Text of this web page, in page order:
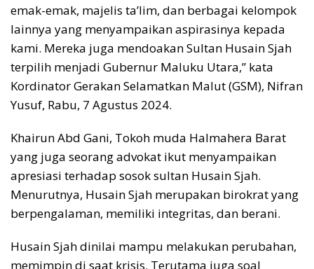
emak-emak, majelis ta’lim, dan berbagai kelompok
lainnya yang menyampaikan aspirasinya kepada
kami. Mereka juga mendoakan Sultan Husain Sjah
terpilih menjadi Gubernur Maluku Utara,” kata
Kordinator Gerakan Selamatkan Malut (GSM), Nifran
Yusuf, Rabu, 7 Agustus 2024.
Khairun Abd Gani, Tokoh muda Halmahera Barat
yang juga seorang advokat ikut menyampaikan
apresiasi terhadap sosok sultan Husain Sjah.
Menurutnya, Husain Sjah merupakan birokrat yang
berpengalaman, memiliki integritas, dan berani.
Husain Sjah dinilai mampu melakukan perubahan,
memimpin di saat krisis. Terutama juga soal